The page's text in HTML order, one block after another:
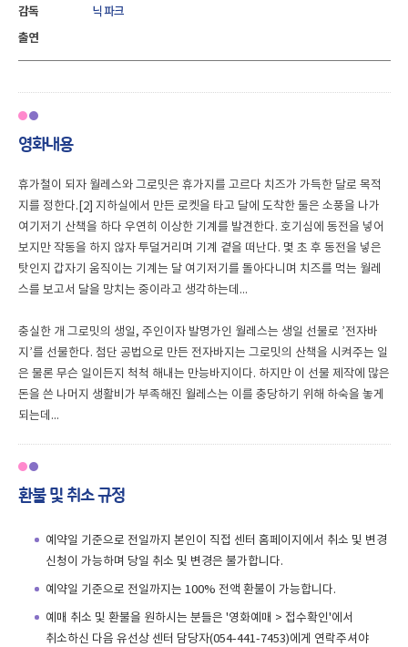
감독
닉 파크
출연
영화내용
휴가철이 되자 월레스와 그로밋은 휴가지를 고르다 치즈가 가득한 달로 목적
지를 정한다.[2] 지하실에서 만든 로켓을 타고 달에 도착한 둘은 소풍을 나가
여기저기 산책을 하다 우연히 이상한 기계를 발견한다. 호기심에 동전을 넣어
보지만 작동을 하지 않자 투덜거리며 기계 곁을 떠난다. 몇 초 후 동전을 넣은
탓인지 갑자기 움직이는 기계는 달 여기저기를 돌아다니며 치즈를 먹는 월레
스를 보고서 달을 망치는 중이라고 생각하는데...
충실한 개 그로밋의 생일, 주인이자 발명가인 월레스는 생일 선물로 ’전자바
지’를 선물한다. 첨단 공법으로 만든 전자바지는 그로밋의 산책을 시켜주는 일
은 물론 무슨 일이든지 척척 해내는 만능바지이다. 하지만 이 선물 제작에 많은
돈을 쓴 나머지 생활비가 부족해진 월레스는 이를 충당하기 위해 하숙을 놓게
되는데...
환불 및 취소 규정
예약일 기준으로 전일까지 본인이 직접 센터 홈페이지에서 취소 및 변경
신청이 가능하며 당일 취소 및 변경은 불가합니다.
예약일 기준으로 전일까지는 100% 전액 환불이 가능합니다.
예매 취소 및 환불을 원하시는 분들은 '영화예매 > 접수확인'에서
취소하신 다음 유선상 센터 담당자(054-441-7453)에게 연락주셔야